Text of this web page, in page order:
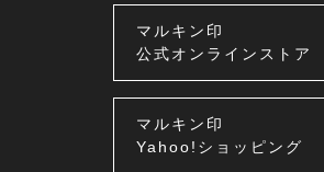
マルキン印
公式オンラインストア
マルキン印
Yahoo!ショッピング